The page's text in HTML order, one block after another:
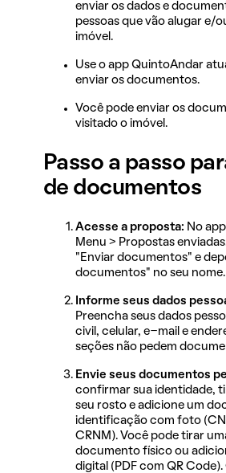
enviar os dados e
pessoas que vão alugar e/
imóvel.
Use o app QuintoAndar
enviar os documentos.
Você pode enviar os
visitado o imóvel.
Passo a passo
de documentos
Acesse a proposta: No
Menu > Propostas
"Enviar documentos" e
documentos" no seu nome.
Informe seus dados
Preencha seus dados
civil, celular, e-mail e
seções não pedem
Envie seus documentos
confirmar sua identidade,
seu rosto e adicione um
identificação com foto
CRNM). Você pode tirar
documento físico ou
digital (PDF com QR Code).